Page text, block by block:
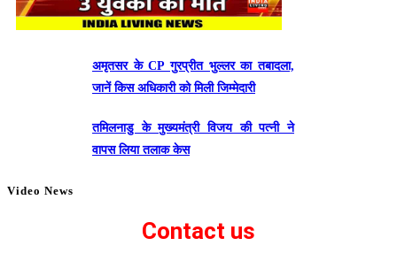
अमृतसर के CP गुरप्रीत भुल्लर का तबादला,
जानें किस अधिकारी को मिली जिम्मेदारी
तमिलनाडु के मुख्यमंत्री विजय की पत्नी ने
वापस लिया तलाक केस
Video News
Contact us